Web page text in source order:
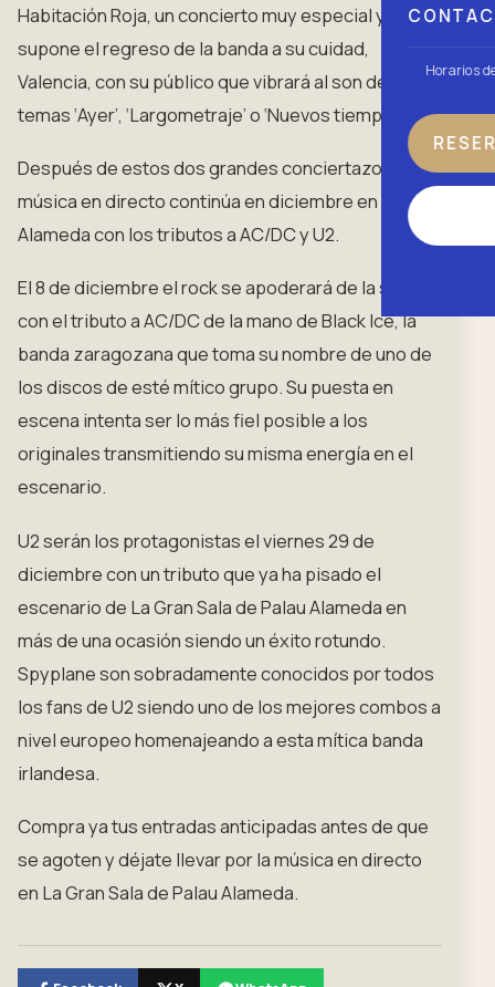
Horarios
Habitación Roja, un concierto muy especial ya que
supone el regreso de la banda a su cuidad,
Valencia, con su público que vibrará al son de los
temas ‘Ayer’, ‘Largometraje’ o ‘Nuevos tiempos’.
Después de estos dos grandes conciertazos la
música en directo continúa en diciembre en Palau
Alameda con los tributos a AC/DC y U2.
El 8 de diciembre el rock se apoderará de la sala
con el tributo a AC/DC de la mano de Black Ice, la
banda zaragozana que toma su nombre de uno de
los discos de esté mítico grupo. Su puesta en
escena intenta ser lo más fiel posible a los
originales transmitiendo su misma energía en el
escenario.
U2 serán los protagonistas el viernes 29 de
diciembre con un tributo que ya ha pisado el
escenario de La Gran Sala de Palau Alameda en
más de una ocasión siendo un éxito rotundo.
Spyplane son sobradamente conocidos por todos
los fans de U2 siendo uno de los mejores combos a
nivel europeo homenajeando a esta mítica banda
irlandesa.
Compra ya tus entradas anticipadas antes de que
se agoten y déjate llevar por la música en directo
en La Gran Sala de Palau Alameda.